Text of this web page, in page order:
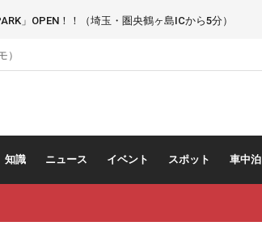
」OPEN！！（埼玉・圏央鶴ヶ島ICから5分）
知識 ニュース イベント スポット 車中泊